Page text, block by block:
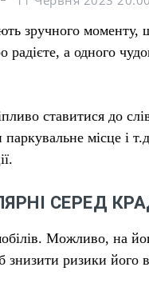
зручного моменту,
а одного
ставитися до
паркувальне місце і
СЕРЕД
Можливо, на
ризики його